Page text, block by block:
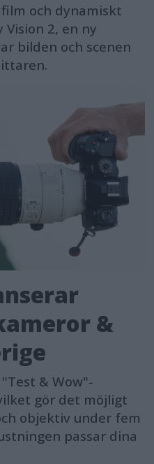
och dynamiskt
2, en ny
bilden och scenen
&
& Wow"-
gör det möjligt
objektiv under fem
passar dina